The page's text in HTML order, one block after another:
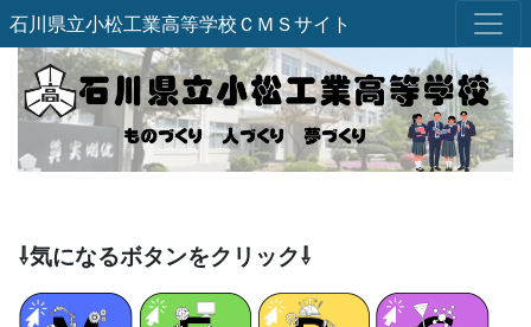
石川県立小松工業高等学校ＣＭＳサイト
⇩気になるボタンをクリック⇩